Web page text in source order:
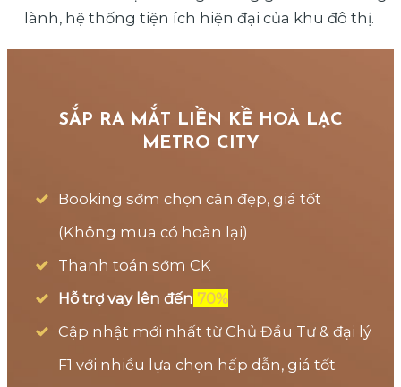
lành, hệ thống tiện ích hiện đại của khu đô thị.
SẮP RA MẮT LIỀN KỀ HOÀ LẠC
METRO CITY
Booking sớm chọn căn đẹp, giá tốt
(Không mua có hoàn lại)
Thanh toán sớm CK
Hỗ trợ vay lên đến 70%
Cập nhật mới nhất từ Chủ Đầu Tư & đại lý
F1 với nhiều lựa chọn hấp dẫn, giá tốt